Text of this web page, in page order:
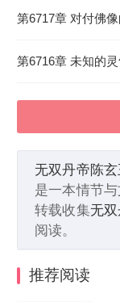
第6717章 对付佛
第6716章 未知的
无双丹帝陈
是一本情节
转载收集无
阅读。
推荐阅读